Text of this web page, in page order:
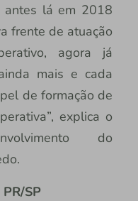
antes lá em 2018
frente de atuação
agora já
mais e cada
de formação de
explica o
do
SP